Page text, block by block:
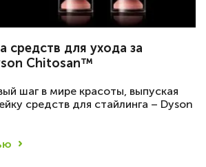
средств для ухода за
Chitosan™
шаг в мире красоты, выпуская
средств для стайлинга – Dyson